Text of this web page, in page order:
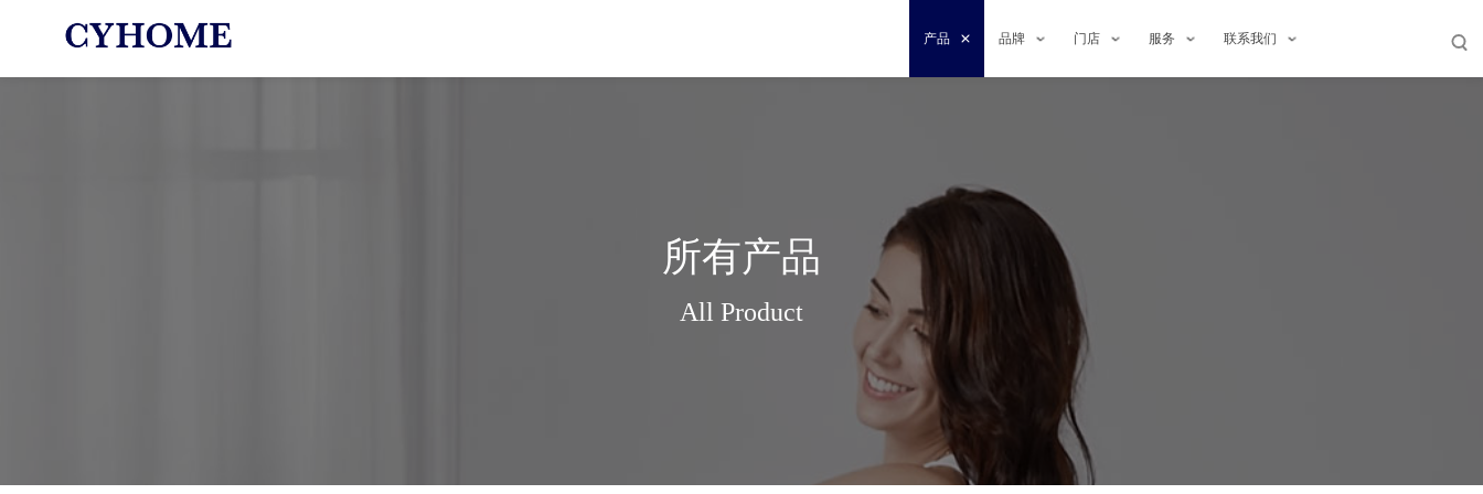
产品 品牌 门店 服务 联系我们
所有产品
All Product